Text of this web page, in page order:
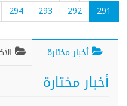
291
292
293
294
أخبار مختارة
أخبار مختارة